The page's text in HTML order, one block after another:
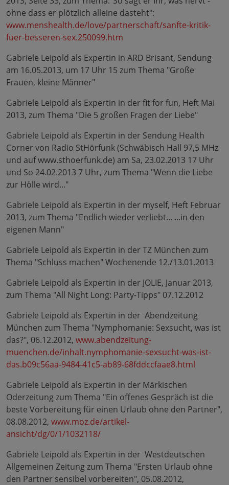
ohne dass er plötzlich alleine dasteht":
www.menshealth.de/love/partnerschaft/sanfte-kritik-
fuer-besseren-sex.250099.htm
Gabriele Leipold als Expertin in ARD Brisant, Sendung
am 16.05.2013, um 17 Uhr 15 zum Thema "Große
Frauen, kleine Männer"
Gabriele Leipold als Expertin in der fit for fun, Heft Mai
2013, zum Thema "Die 5 großen Fragen der Liebe"
Gabriele Leipold als Expertin in der Sendung Health
Corner von Radio StHörfunk (Schwäbisch Hall 97,5 MHz
und auf www.sthoerfunk.de) am Sa, 23.02.2013 17 Uhr
und So 24.02.2013 7 Uhr, zum Thema "Wenn die Liebe
zur Hölle wird..."
Gabriele Leipold als Expertin in der myself, Heft Februar
2013, zum Thema "Endlich wieder verliebt... ...in den
eigenen Mann"
Gabriele Leipold als Expertin in der TZ München zum
Thema "Schluss machen" Wochenende 12./13.01.2013
Gabriele Leipold als Expertin in der JOLIE, Januar 2013,
zum Thema "All Night Long: Party-Tipps" 07.12.2012
Gabriele Leipold als Expertin in der Abendzeitung
München zum Thema "Nymphomanie: Sexsucht, was ist
das?", 06.12.2012, www.abendzeitung-
muenchen.de/inhalt.nymphomanie-sexsucht-was-ist-
das.b09c56aa-9484-41c5-ab89-68fddccfaae8.html
Gabriele Leipold als Expertin in der Märkischen
Oderzeitung zum Thema "Ein offenes Gespräch ist die
beste Vorbereitung für einen Urlaub ohne den Partner",
08.08.2012, www.moz.de/artikel-
ansicht/dg/0/1/1032118/
Gabriele Leipold als Expertin in der Westdeutschen
Allgemeinen Zeitung zum Thema "Ersten Urlaub ohne
den Partner sensibel vorbereiten", 05.08.2012,